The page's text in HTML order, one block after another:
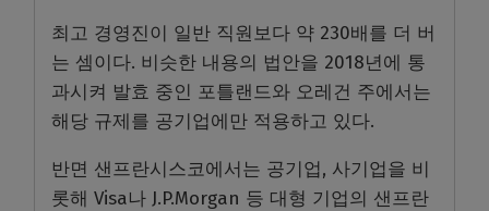
최고 경영진이 일반 직원보다 약 230배를 더 버
는 셈이다. 비슷한 내용의 법안을 2018년에 통
과시켜 발효 중인 포틀랜드와 오레건 주에서는
해당 규제를 공기업에만 적용하고 있다.
반면 샌프란시스코에서는 공기업, 사기업을 비
롯해 Visa나 J.P.Morgan 등 대형 기업의 샌프란